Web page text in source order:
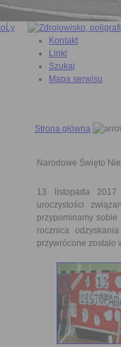
Kontakt
Linki
Szukaj
Mapa serwisu
Strona główna
Narodowe Święto
13 listopada 2017
uroczystości
przypominamy
rocznica
przywrócone